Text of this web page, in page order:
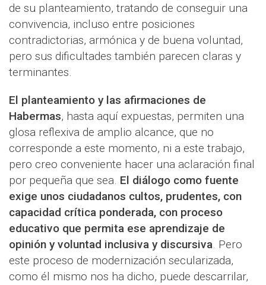
de su planteamiento, tratando de conseguir una
convivencia, incluso entre posiciones
contradictorias, armónica y de buena voluntad,
pero sus dificultades también parecen claras y
terminantes.
El planteamiento y las afirmaciones de
Habermas, hasta aquí expuestas, permiten una
glosa reflexiva de amplio alcance, que no
corresponde a este momento, ni a este trabajo,
pero creo conveniente hacer una aclaración final
por pequeña que sea. El diálogo como fuente
exige unos ciudadanos cultos, prudentes, con
capacidad crítica ponderada, con proceso
educativo que permita ese aprendizaje de
opinión y voluntad inclusiva y discursiva. Pero
este proceso de modernización secularizada,
como él mismo nos ha dicho, puede descarrilar,